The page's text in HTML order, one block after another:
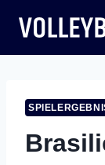
Inhalt
springen